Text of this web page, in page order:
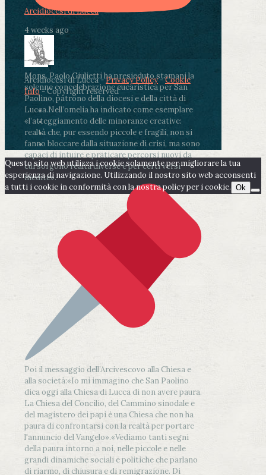
Arcidiocesi di Lucca
4 weeks ago
Mons. Paolo Giulietti ha presieduto stamani la
solenne concelebrazione eucaristica per San
Paolino, patrono della diocesi e della città di
Lucca.Nell’omelia ha indicato come esemplare
«l’atteggiamento delle minoranze creative:
realtà che, pur essendo piccole e fragili, non si
fanno bloccare dalla situazione di crisi, ma sono
capaci di intuire e praticare percorsi nuovi da
cui sorgono realtà diverse e per certi versi
inedite».
Poi il messaggio dell’Arcivescovo alla Chiesa e
alla società:«Io mi immagino che San Paolino
dica oggi alla Chiesa di Lucca di non avere paura.
La Chiesa del Concilio, del Cammino sinodale e
del magistero dei papi è una Chiesa che non ha
paura di confrontarsi con la realtà per portare
l'annuncio del Vangelo».«Vediamo tanti segni
della paura intorno a noi, nelle piccole e nelle
grandi dinamiche sociali e politiche che parlano
di riarmo, di chiusura e di remigrazione. Di
Arcidiocesi di Lucca -Privacy Policy-Cookie
Info- Copyright reserved
Questo sito web utilizza i cookie solamente per migliorare la tua
esperienza di navigazione. Utilizzando il nostro sito web acconsenti
a tutti i cookie in conformità con la nostra policy per i cookie. Ok